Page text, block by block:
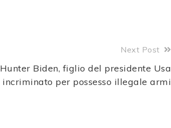
Next Post
Hunter Biden, figlio del presidente Usa
incriminato per possesso illegale armi